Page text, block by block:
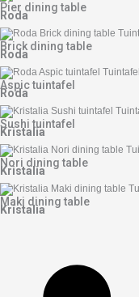
Pier dining table
Roda
Brick dining table
Roda
Aspic tuintafel
Roda
Sushi tuintafel
Kristalia
Nori dining table
Kristalia
Maki dining table
Kristalia